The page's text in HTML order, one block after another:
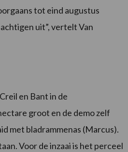
tot eind augustus
uit”, vertelt Van
en Bant in de
groot en de demo zelf
met bladrammenas (Marcus).
Voor de inzaai is het perceel